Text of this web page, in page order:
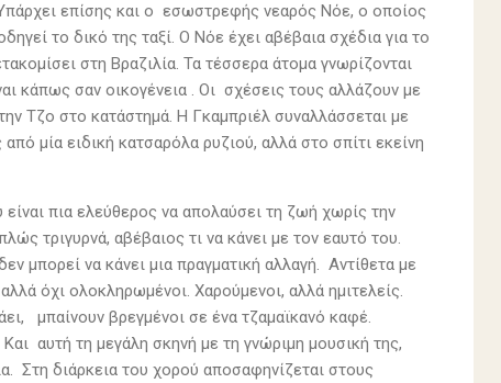
επίσης και ο εσωστρεφής νεαρός Νόε, ο οποίος
το δικό της ταξί. Ο Νόε έχει αβέβαια σχέδια για το
στη Βραζιλία. Τα τέσσερα άτομα γνωρίζονται
κάπως σαν οικογένεια . Οι σχέσεις τους αλλάζουν με
Τζο στο κατάστημά. Η Γκαμπριέλ συναλλάσσεται με
μία ειδική κατσαρόλα ρυζιού, αλλά στο σπίτι εκείνη
πια ελεύθερος να απολαύσει τη ζωή χωρίς την
τριγυρνά, αβέβαιος τι να κάνει με τον εαυτό του.
μπορεί να κάνει μια πραγματική αλλαγή. Αντίθετα με
όχι ολοκληρωμένοι. Χαρούμενοι, αλλά ημιτελείς.
μπαίνουν βρεγμένοι σε ένα τζαμαϊκανό καφέ.
αυτή τη μεγάλη σκηνή με τη γνώριμη μουσική της,
Στη διάρκεια του χορού αποσαφηνίζεται στους